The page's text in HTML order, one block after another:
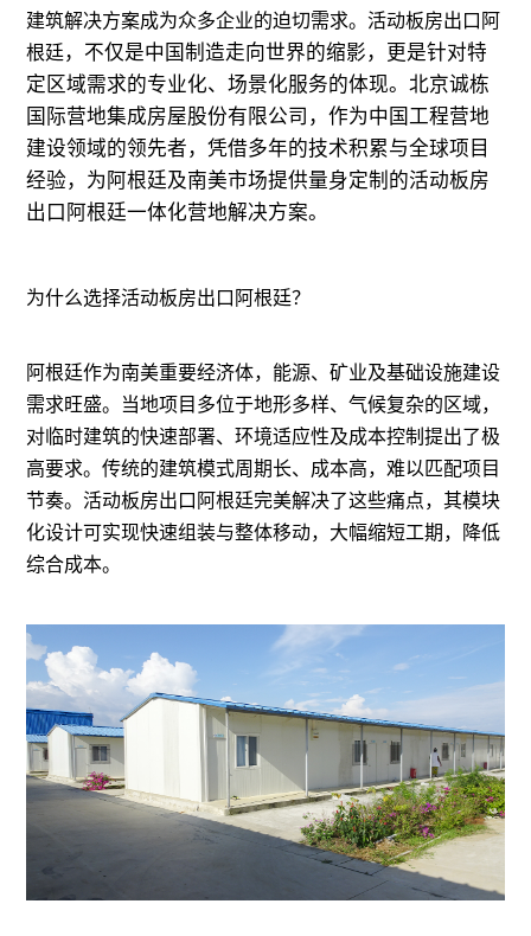
建筑解决方案成为众多企业的迫切需求。活动板房出口阿
根廷，不仅是中国制造走向世界的缩影，更是针对特
定区域需求的专业化、场景化服务的体现。北京诚栋
国际营地集成房屋股份有限公司，作为中国工程营地
建设领域的领先者，凭借多年的技术积累与全球项目
经验，为阿根廷及南美市场提供量身定制的活动板房
出口阿根廷一体化营地解决方案。
为什么选择活动板房出口阿根廷？
阿根廷作为南美重要经济体，能源、矿业及基础设施建设
需求旺盛。当地项目多位于地形多样、气候复杂的区域，
对临时建筑的快速部署、环境适应性及成本控制提出了极
高要求。传统的建筑模式周期长、成本高，难以匹配项目
节奏。活动板房出口阿根廷完美解决了这些痛点，其模块
化设计可实现快速组装与整体移动，大幅缩短工期，降低
综合成本。